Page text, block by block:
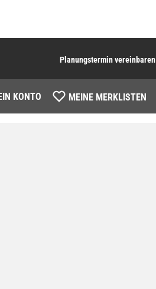
Planungstermin vereinbaren
KONTO MEINE MERKLISTEN